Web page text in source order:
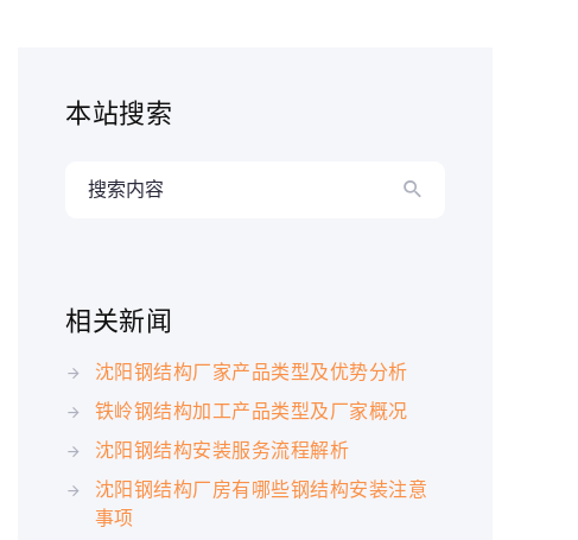
本站搜索
搜索内容
相关新闻
沈阳钢结构厂家产品类型及优势分析
铁岭钢结构加工产品类型及厂家概况
沈阳钢结构安装服务流程解析
沈阳钢结构厂房有哪些钢结构安装注意
事项